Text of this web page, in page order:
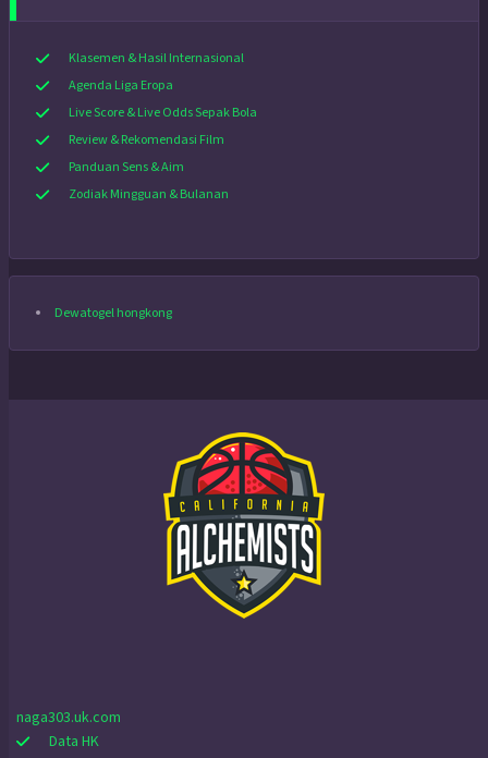
Klasemen & Hasil Internasional
Agenda Liga Eropa
Live Score & Live Odds Sepak Bola
Review & Rekomendasi Film
Panduan Sens & Aim
Zodiak Mingguan & Bulanan
Dewatogel hongkong
naga303.uk.com
Data HK